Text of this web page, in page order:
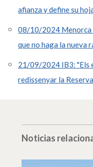
afianza y define su
08/10/2024 Menorca
que no haga la nueva
21/09/2024 IB3: "Els
redissenyar la
Noticias